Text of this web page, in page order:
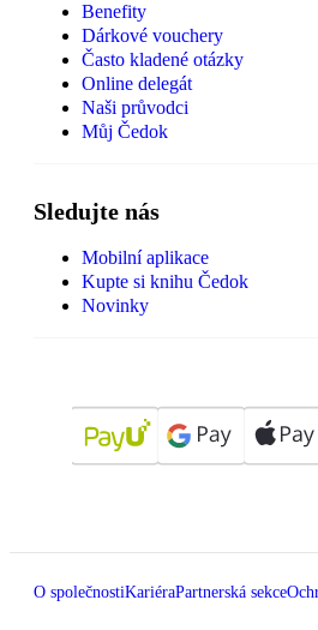
Benefity
Dárkové vouchery
Často kladené otázky
Online delegát
Naši průvodci
Můj Čedok
Sledujte nás
Mobilní aplikace
Kupte si knihu Čedok
Novinky
O společnostiKariéraPartnerská sekce